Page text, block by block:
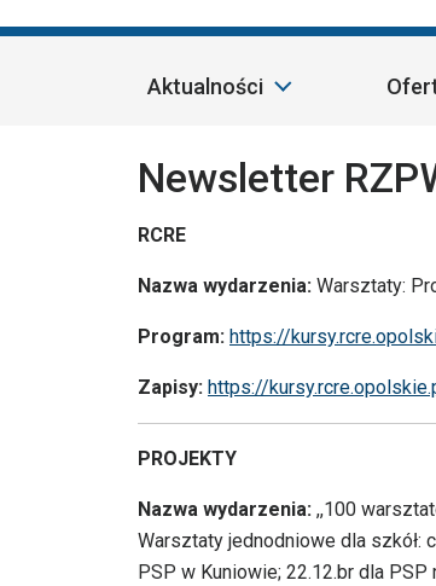
Aktualności
Newsletter
RCRE
Nazwa wydarzenia: Warsztaty:
Program: https://
Zapisy: https://
PROJEKTY
Nazwa wydarzenia: ,,100
Warsztaty jednodniowe dla szkół:
PSP w Kuniowie; 22.12.br dla